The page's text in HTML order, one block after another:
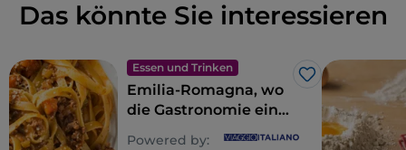
Das könnte Sie interessieren
Essen und Trinken
Like
Emilia-Romagna, wo
die Gastronomie ein
Reich der Sinne ist
Powered by: